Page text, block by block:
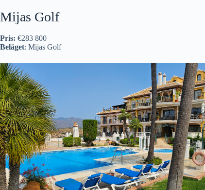
Mijas Golf
Pris: €283 800
Beläget: Mijas Golf